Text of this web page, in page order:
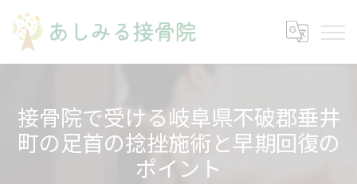
接骨院で受ける岐阜県不破郡垂井
町の足首の捻挫施術と早期回復の
ポイント